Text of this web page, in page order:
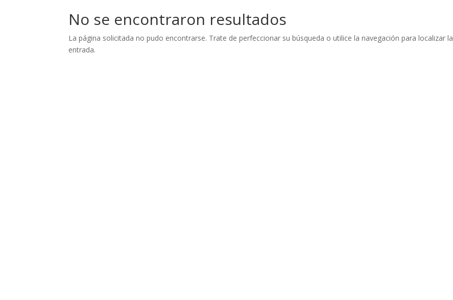
No se encontraron resultados
La página solicitada no pudo encontrarse. Trate de perfeccionar su búsqueda o utilice la navegación para localizar la
entrada.